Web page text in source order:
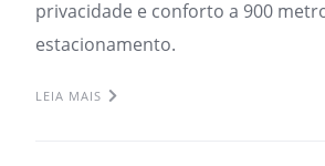
privacidade e conforto a 900
estacionamento.
LEIA MAIS